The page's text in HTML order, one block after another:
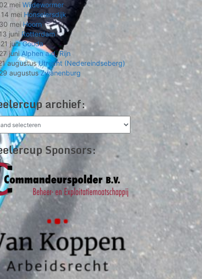
mei Wijdewormer
mei Honselersdijk
meiHoorn
juni Rotterdam
juniGouda
juni Alphen a.d. Rijn
augustusUtrecht (Nedereindseberg)
augustusZwanenburg
archief:
Sponsors: